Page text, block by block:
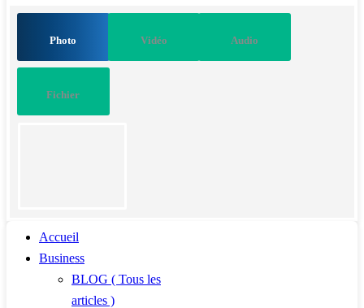
Photo Vidéo Audio
Fichier
Accueil
Business
BLOG ( Tous les
articles )